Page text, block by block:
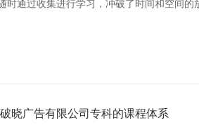
通过收集进行学习，冲破了时间和空间
晓广告有限公司专科的课程体系